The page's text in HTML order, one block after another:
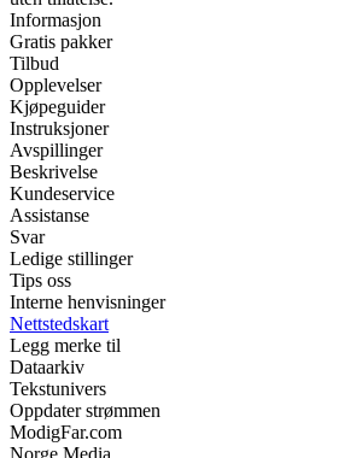
Informasjon
Gratis pakker
Tilbud
Opplevelser
Kjøpeguider
Instruksjoner
Avspillinger
Beskrivelse
Kundeservice
Assistanse
Svar
Ledige stillinger
Tips oss
Interne henvisninger
Nettstedskart
Legg merke til
Dataarkiv
Tekstunivers
Oppdater strømmen
ModigFar.com